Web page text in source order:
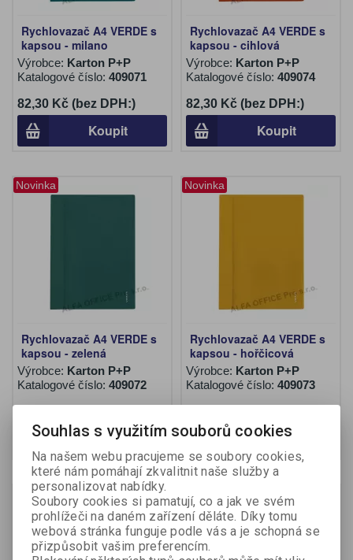
Rychlovazač A4 VERDE s
kapsou - milano
Výrobce: Karton P+P
Katalogové číslo: 409071
82,30 Kč (bez DPH:)
Koupit
Rychlovazač A4 VERDE s
kapsou - cihlová
Výrobce: Karton P+P
Katalogové číslo: 409074
82,30 Kč (bez DPH:)
Koupit
Novinka
Rychlovazač A4 VERDE s
kapsou - zelená
Výrobce: Karton P+P
Katalogové číslo: 409072
Koupit
Novinka
Rychlovazač A4 VERDE s
kapsou - hořčicová
Výrobce: Karton P+P
Katalogové číslo: 409073
Koupit
Souhlas s využitím souborů cookies
Na našem webu pracujeme se soubory cookies,
které nám pomáhají zkvalitnit naše služby a
personalizovat nabídky.
Soubory cookies si pamatují, co a jak ve svém
prohlížeči na daném zařízení děláte. Díky tomu
webová stránka funguje podle vás a je schopná se
přizpůsobit vašim preferencím.